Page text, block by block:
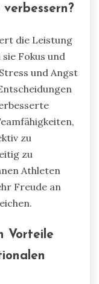
die Leistung
Fokus und
und Angst
zu
zu
Athleten
Freude an
Vorteile